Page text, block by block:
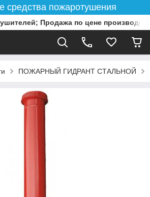
средства пожаротушения
Продажа по цене
ПОЖАРНЫЙ ГИДРАНТ СТАЛЬНОЙ